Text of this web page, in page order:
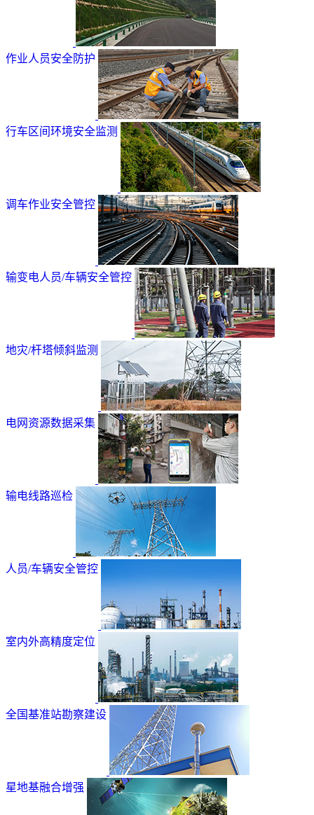
作业人员安全防护
行车区间环境安全监测
调车作业安全管控
输变电人员/车辆安全管控
地灾/杆塔倾斜监测
电网资源数据采集
输电线路巡检
人员/车辆安全管控
室内外高精度定位
全国基准站勘察建设
星地基融合增强